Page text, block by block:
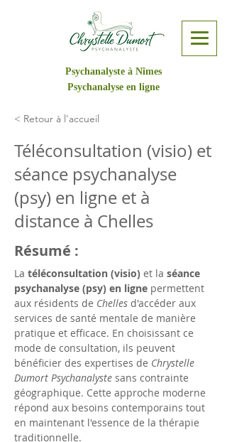
Psychanalyste à Nîmes
Psychanalyse en ligne
< Retour à l'accueil
Téléconsultation (visio) et
séance psychanalyse
(psy) en ligne et à
distance à Chelles
Résumé :
La téléconsultation (visio) et la séance
psychanalyse (psy) en ligne permettent
aux résidents de Chelles d'accéder aux
services de santé mentale de manière
pratique et efficace. En choisissant ce
mode de consultation, ils peuvent
bénéficier des expertises de Chrystelle
Dumort Psychanalyste sans contrainte
géographique. Cette approche moderne
répond aux besoins contemporains tout
en maintenant l'essence de la thérapie
traditionnelle.